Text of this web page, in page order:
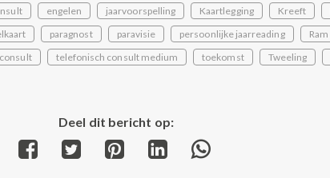
engelen jaarvoorspelling Kaartlegging Kreeft
paragnost paravisie persoonlijke jaarreading Ram
telefonisch consult medium toekomst Tweeling
Deel dit bericht op:
Share
Share
Share
Share